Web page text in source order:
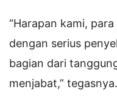
“Harapan kami,
dengan serius
bagian dari
menjabat,” tegasnya.